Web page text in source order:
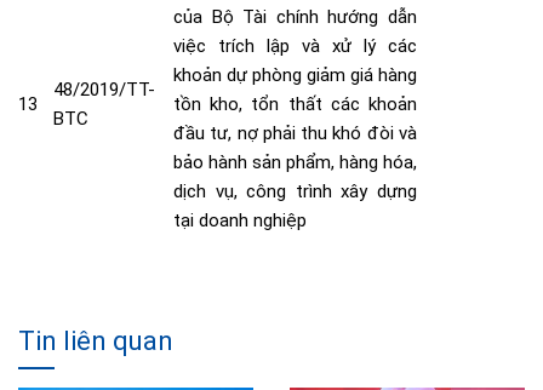
13
48/2019/TT-
BTC
của Bộ Tài chính hướng dẫn
việc trích lập và xử lý các
khoản dự phòng giảm giá hàng
tồn kho, tổn thất các khoản
đầu tư, nợ phải thu khó đòi và
bảo hành sản phẩm, hàng hóa,
dịch vụ, công trình xây dựng
tại doanh nghiệp
Tin liên quan